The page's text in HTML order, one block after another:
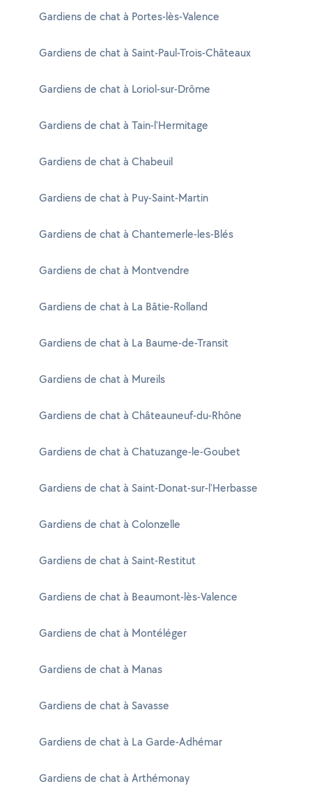
Gardiens de chat à Portes-lès-Valence
Gardiens de chat à Saint-Paul-Trois-Châteaux
Gardiens de chat à Loriol-sur-Drôme
Gardiens de chat à Tain-l'Hermitage
Gardiens de chat à Chabeuil
Gardiens de chat à Puy-Saint-Martin
Gardiens de chat à Chantemerle-les-Blés
Gardiens de chat à Montvendre
Gardiens de chat à La Bâtie-Rolland
Gardiens de chat à La Baume-de-Transit
Gardiens de chat à Mureils
Gardiens de chat à Châteauneuf-du-Rhône
Gardiens de chat à Chatuzange-le-Goubet
Gardiens de chat à Saint-Donat-sur-l'Herbasse
Gardiens de chat à Colonzelle
Gardiens de chat à Saint-Restitut
Gardiens de chat à Beaumont-lès-Valence
Gardiens de chat à Montéléger
Gardiens de chat à Manas
Gardiens de chat à Savasse
Gardiens de chat à La Garde-Adhémar
Gardiens de chat à Arthémonay